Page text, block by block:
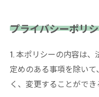
プライバシーポリ
1. 本ポリシーの内容は
定めのある事項を除い
く、変更することができ